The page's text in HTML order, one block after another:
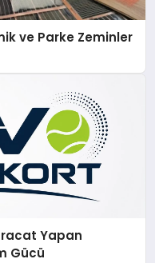
ve Parke Zeminler
Yapan
Gücü